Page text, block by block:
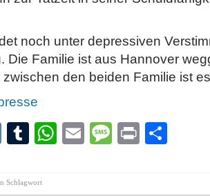
noch unter depressiven
Die Familie ist aus Hannover
den beiden Familie ist
VK Tumblr
WhatsApp
EmailMessage
Print
Schlagwort